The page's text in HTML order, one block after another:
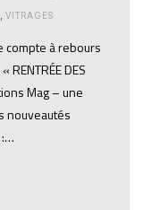
VITRAGES
compte à rebours
DES
Mag – une
nouveautés
:…